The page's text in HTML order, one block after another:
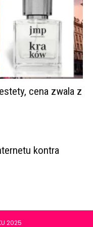
cena zwala z
kontra
2025